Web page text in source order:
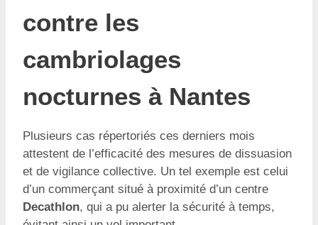
contre les
cambriolages
nocturnes à Nantes
Plusieurs cas répertoriés ces derniers mois
attestent de l’efficacité des mesures de dissuasion
et de vigilance collective. Un tel exemple est celui
d’un commerçant situé à proximité d’un centre
Decathlon, qui a pu alerter la sécurité à temps,